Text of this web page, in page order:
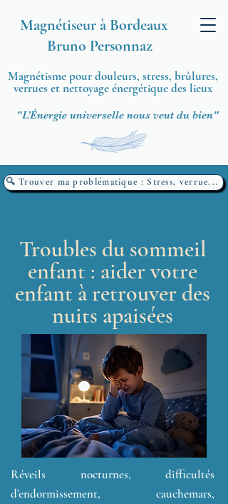
Magnétiseur à Bordeaux
Bruno Personnaz
Magnétisme pour douleurs, stress, brûlures,
verrues et nettoyage énergétique des lieux
"L’Énergie universelle nous veut du bien"
🔍 Trouver ma problématique : Stress, verrue...
Troubles du sommeil
enfant : aider votre
enfant à retrouver des
nuits apaisées
Réveils nocturnes, difficultés
d’endormissement, cauchemars,